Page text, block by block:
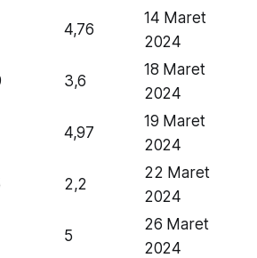
4,76
14 Maret
2024
3,6
18 Maret
2024
4,97
19 Maret
2024
2,2
22 Maret
2024
5
26 Maret
2024